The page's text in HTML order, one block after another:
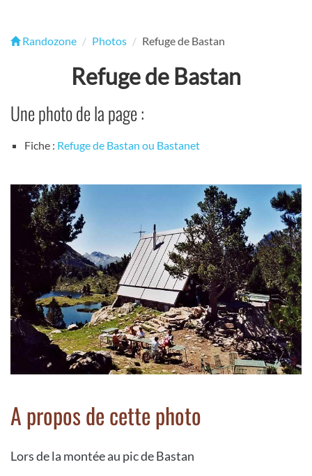
Randozone Photos Refuge de Bastan
Refuge de Bastan
Une photo de la page :
Fiche : Refuge de Bastan ou Bastanet
A propos de cette photo
Lors de la montée au pic de Bastan